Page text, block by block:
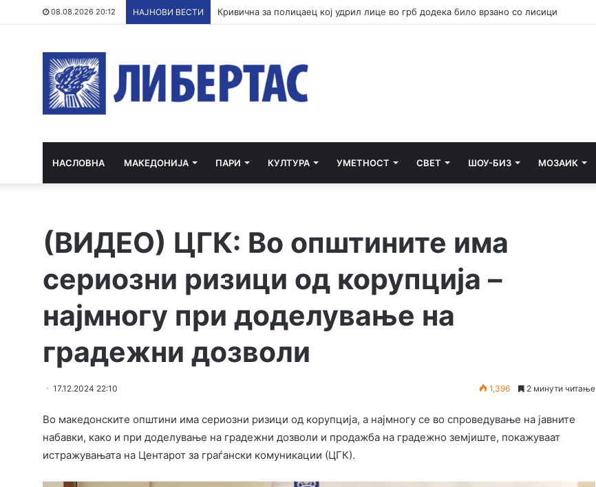
08.08.2026 20:12 НАЈНОВИ ВЕСТИ Три ер трактори се вклучуваат во гаснењето на пожарот во Сопиште
НАСЛОВНА МАКЕДОНИЈА ПАРИ КУЛТУРА УМЕТНОСТ СВЕТ ШОУ-БИЗ МОЗАИК
(ВИДЕО) ЦГК: Во општините има
сериозни ризици од корупција –
најмногу при доделување на
градежни дозволи
17.12.2024 22:10 1,396 2 минути читање
Во македонските општини има сериозни ризици од корупција, а најмногу се во спроведување на јавните
набавки, како и при доделување на градежни дозволи и продажба на градежно земјиште, покажуваат
истражувањата на Центарот за граѓански комуникации (ЦГК).